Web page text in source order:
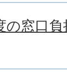
の窓口